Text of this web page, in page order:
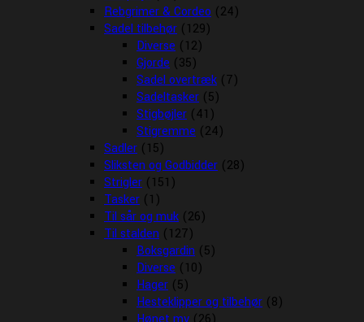
Rebgrimer & Cordeo (24)
Sadel tilbehør (129)
Diverse (12)
Gjorde (35)
Sadel overtræk (7)
Sadeltasker (5)
Stigbøjler (41)
Stigremme (24)
Sadler (15)
Sliksten og Godbidder (28)
Strigler (151)
Tasker (1)
Til sår og muk (26)
Til stalden (127)
Boksgardin (5)
Diverse (10)
Hager (5)
Hesteklipper og tilbehør (8)